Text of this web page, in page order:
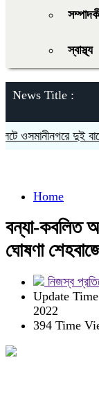
স্বাস্থ্য
News Title :
ওসমানীনগরে দুই বাসের
Home
বন্যা-কবলিত
ঘোষণা
নিজস্ব
Update
2022
394 Time